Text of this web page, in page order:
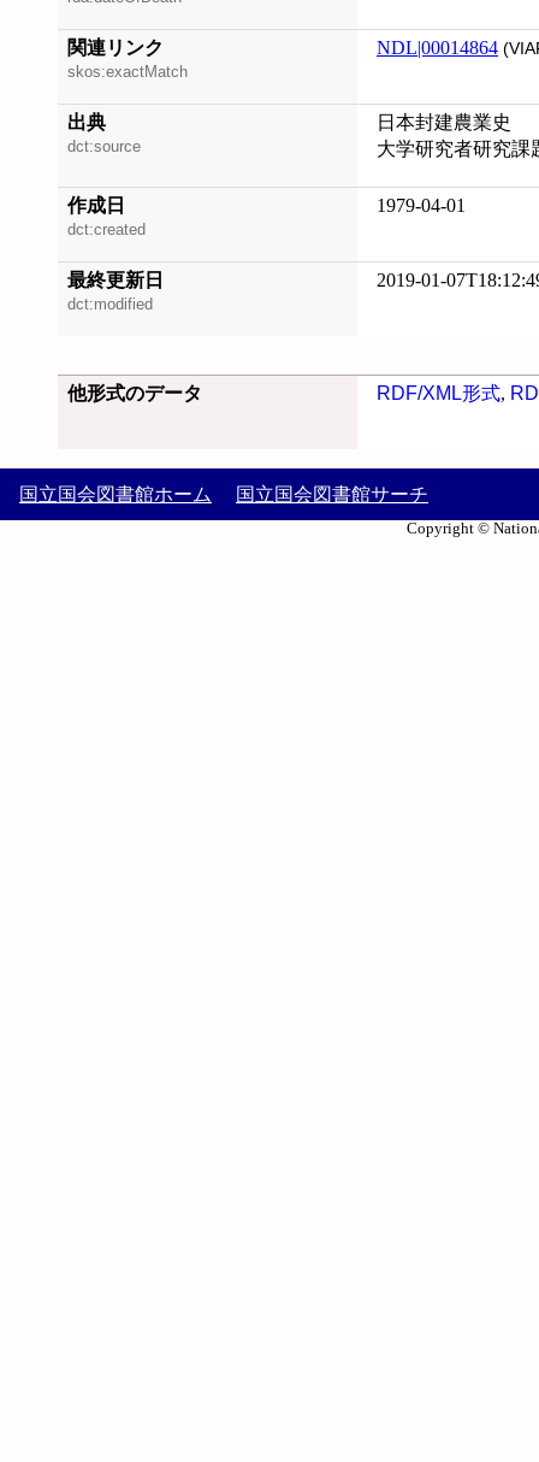
関連リンク
skos:exactMatch
NDL|00014864
出典
dct:source
日本封建農業史
大学研究者研究課
作成日
dct:created
1979-04-01
最終更新日
dct:modified
2019-01-
他形式のデータ RDF/XML形式,
国立国会図書館ホーム 国立国会図書館サーチ
Copyright ©